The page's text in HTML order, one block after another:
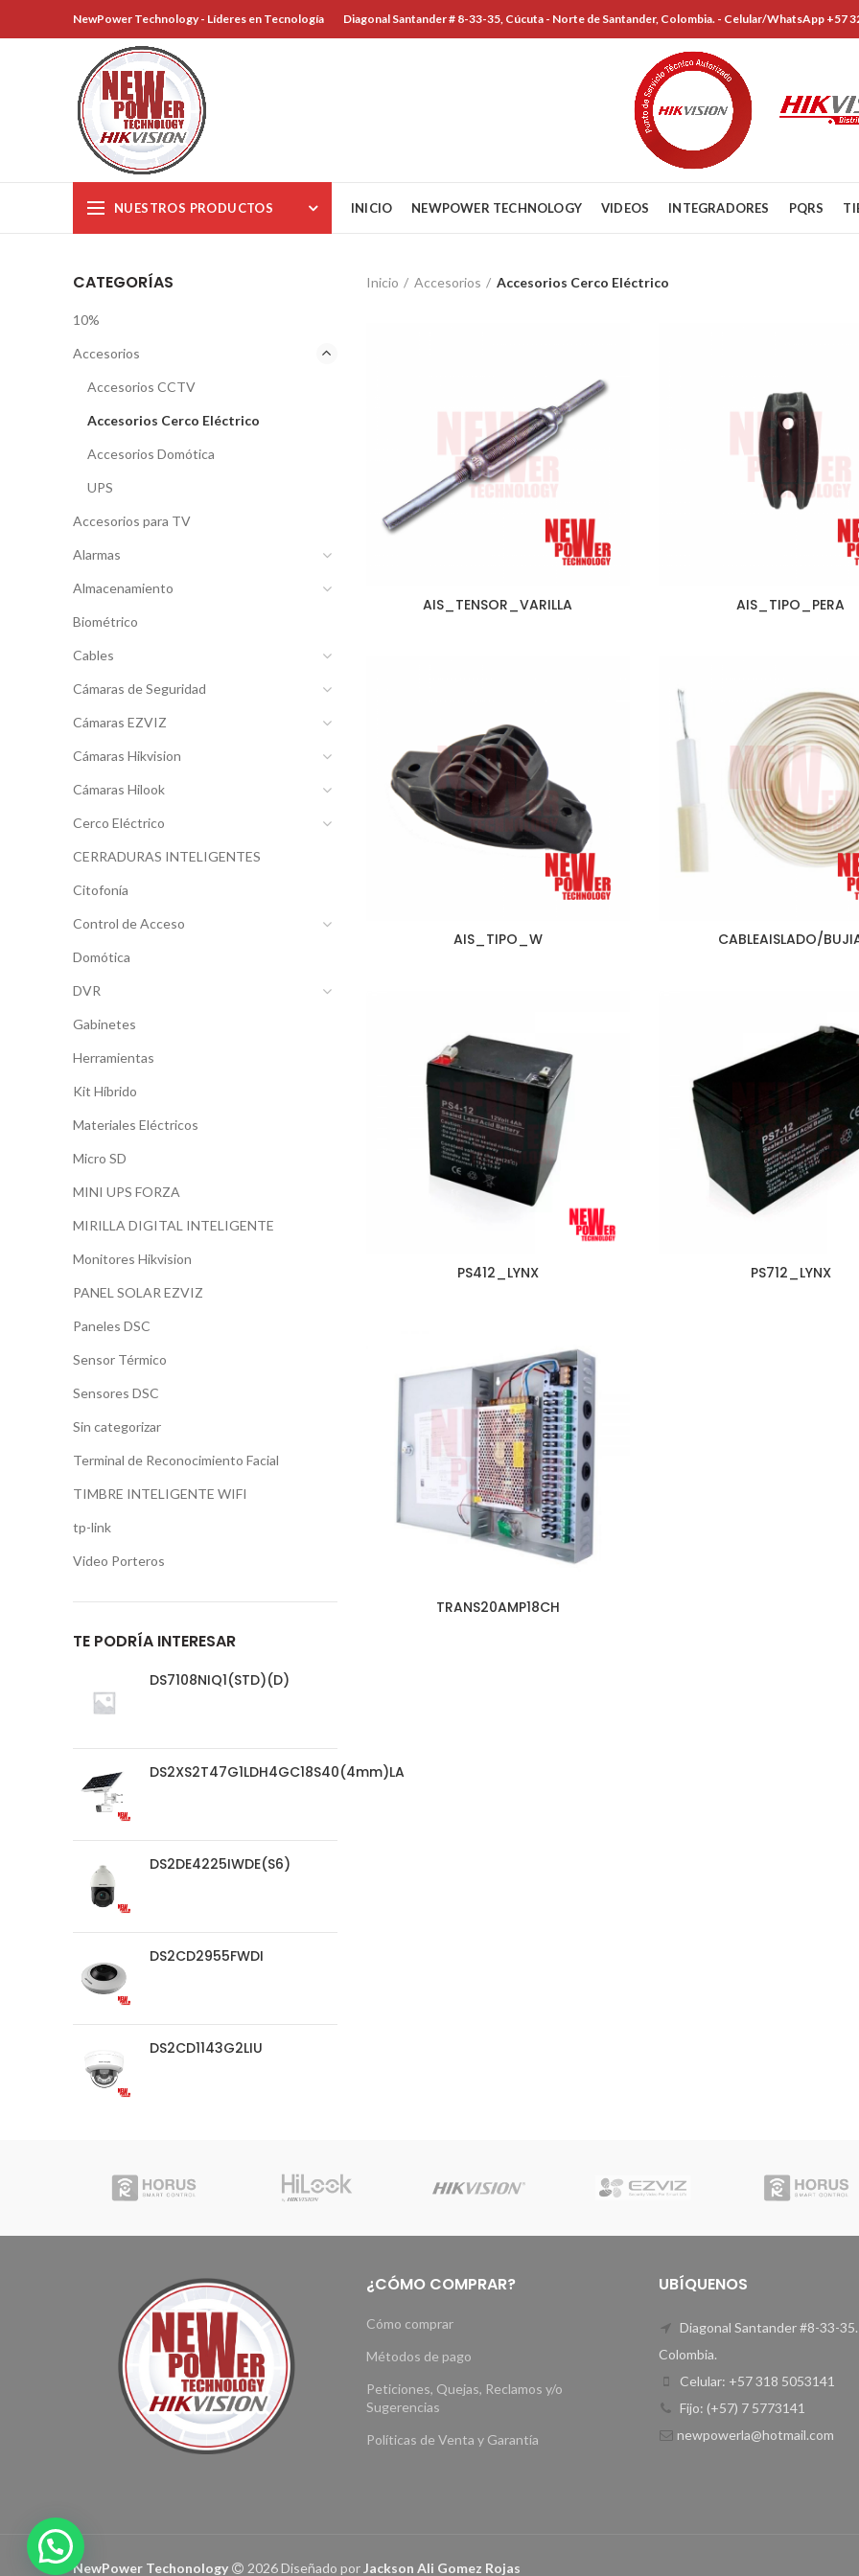
NewPower Technology - Líderes en Tecnología Diagonal Santander # 8-33-35, Cúcuta - Norte de Santander, Colombia. - Celular/WhatsApp +57
NUESTROS PRODUCTOS INICIO NEWPOWER TECHNOLOGY VIDEOS INTEGRADORES PQRS
Inicio Accesorios Accesorios Cerco Eléctrico
AIS_TENSOR_VARILLA AIS_TIPO_PERA
AIS_TIPO_W CABLEAISLADO/
PS412_LYNX PS712_LYNX
TRANS20AMP18CH
CATEGORÍAS
10%
Accesorios
Accesorios CCTV
Accesorios Cerco Eléctrico
Accesorios Domótica
UPS
Accesorios para TV
Alarmas
Almacenamiento
Biométrico
Cables
Cámaras de Seguridad
Cámaras EZVIZ
Cámaras Hikvision
Cámaras Hilook
Cerco Eléctrico
CERRADURAS INTELIGENTES
Citofonía
Control de Acceso
Domótica
DVR
Gabinetes
Herramientas
Kit Híbrido
Materiales Eléctricos
Micro SD
MINI UPS FORZA
MIRILLA DIGITAL INTELIGENTE
Monitores Hikvision
PANEL SOLAR EZVIZ
Paneles DSC
Sensor Térmico
Sensores DSC
Sin categorizar
Terminal de Reconocimiento Facial
TIMBRE INTELIGENTE WIFI
tp-link
Video Porteros
TE PODRÍA INTERESAR
DS7108NIQ1(STD)(D)
DS2XS2T47G1LDH4GC18S40(4mm)LA
DS2DE4225IWDE(S6)
DS2CD2955FWDI
DS2CD1143G2LIU
¿CÓMO COMPRAR?
Cómo comprar
Métodos de pago
Peticiones, Quejas, Reclamos y/o
Sugerencias
Políticas de Venta y Garantía
UBÍQUENOS
Diagonal Santander #8-33-
Colombia.
Celular: +57 318 5053141
Fijo: (+57) 7 5773141
newpowerla@hotmail.com
NewPower Techonology 2026 Diseñado por Jackson Ali Gomez Rojas